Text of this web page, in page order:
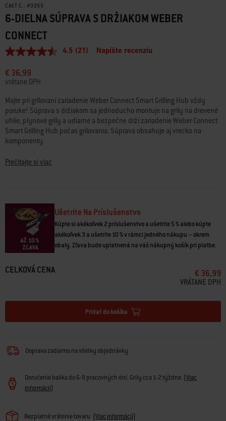
ČASŤ Č.: #3255
6-DIELNA SÚPRAVA S DRŽIAKOM WEBER
CONNECT
4.5
5
hviezdičiek,
priemerná
hodnota
hodnotenia.
Read
21
Reviews.
Odkaz
na
istú
stránku.
4.5 (21) Napíšte recenziu
€ 36,99
vrátane DPH
Majte pri grilovaní zariadenie Weber Connect Smart Grilling Hub vždy
poruke! Súprava s držiakom sa jednoducho montuje na grily na drevené
uhlie, plynové grily a udiarne a bezpečne drží zariadenie Weber Connect
Smart Grilling Hub počas grilovania. Súprava obsahuje aj vrecko na
komponenty.
• Oficiálny držiak na zariadenie Weber Connect Smart Grilling Hub
vždy nablízku
• Vrátane praktického vrecka
• Magnetická plocha umožňuje jednoduché pripevnenie zariadenia
Weber Connect k držiaku
• Nastaviteľný popruh poskytuje flexibilitu pri pripevnení na rôzne grily
samostatne).
Prečítajte si viac
Ušetrite Na Príslušenstvo
Kúpte si akékoľvek 2 príslušenstvo a ušetrite 5 % alebo kúpte
akékoľvek 3 a ušetrite 10 % v rámci jedného nákupu – okrem
obaly. Zľava bude uplatnená na váš nákupný košík pri platbe.
CELKOVÁ CENA € 36,99
VRÁTANE DPH
Pridať do košíka
Doprava zadarmo na všetky objednávky
Doručenie balíka do 6-9 pracovných dní. Grily cca 1-2 týždne. (Viac
informácií)
Bezplatné vrátenie tovaru (Viac informácií)